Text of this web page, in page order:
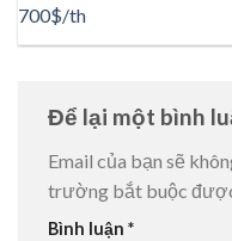
700$/th
Để lại một bình
Email của bạn sẽ
trường bắt buộc
Bình luận *